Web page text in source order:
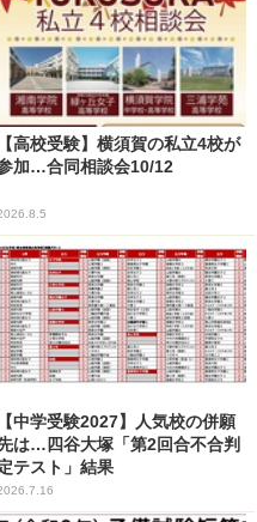
【高校受験】横須賀の私立4校が
加…合同相談会10/12
【中学受験2027】人気校の併願
は…四谷大塚「第2回合不合判
テスト」結果